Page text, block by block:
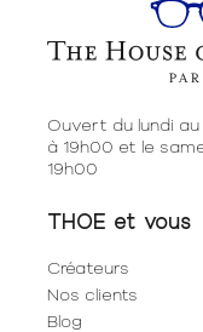
Ouvert du lundi
à 19h00 et le
19h00
THOE et vous
Créateurs
Nos clients
Blog